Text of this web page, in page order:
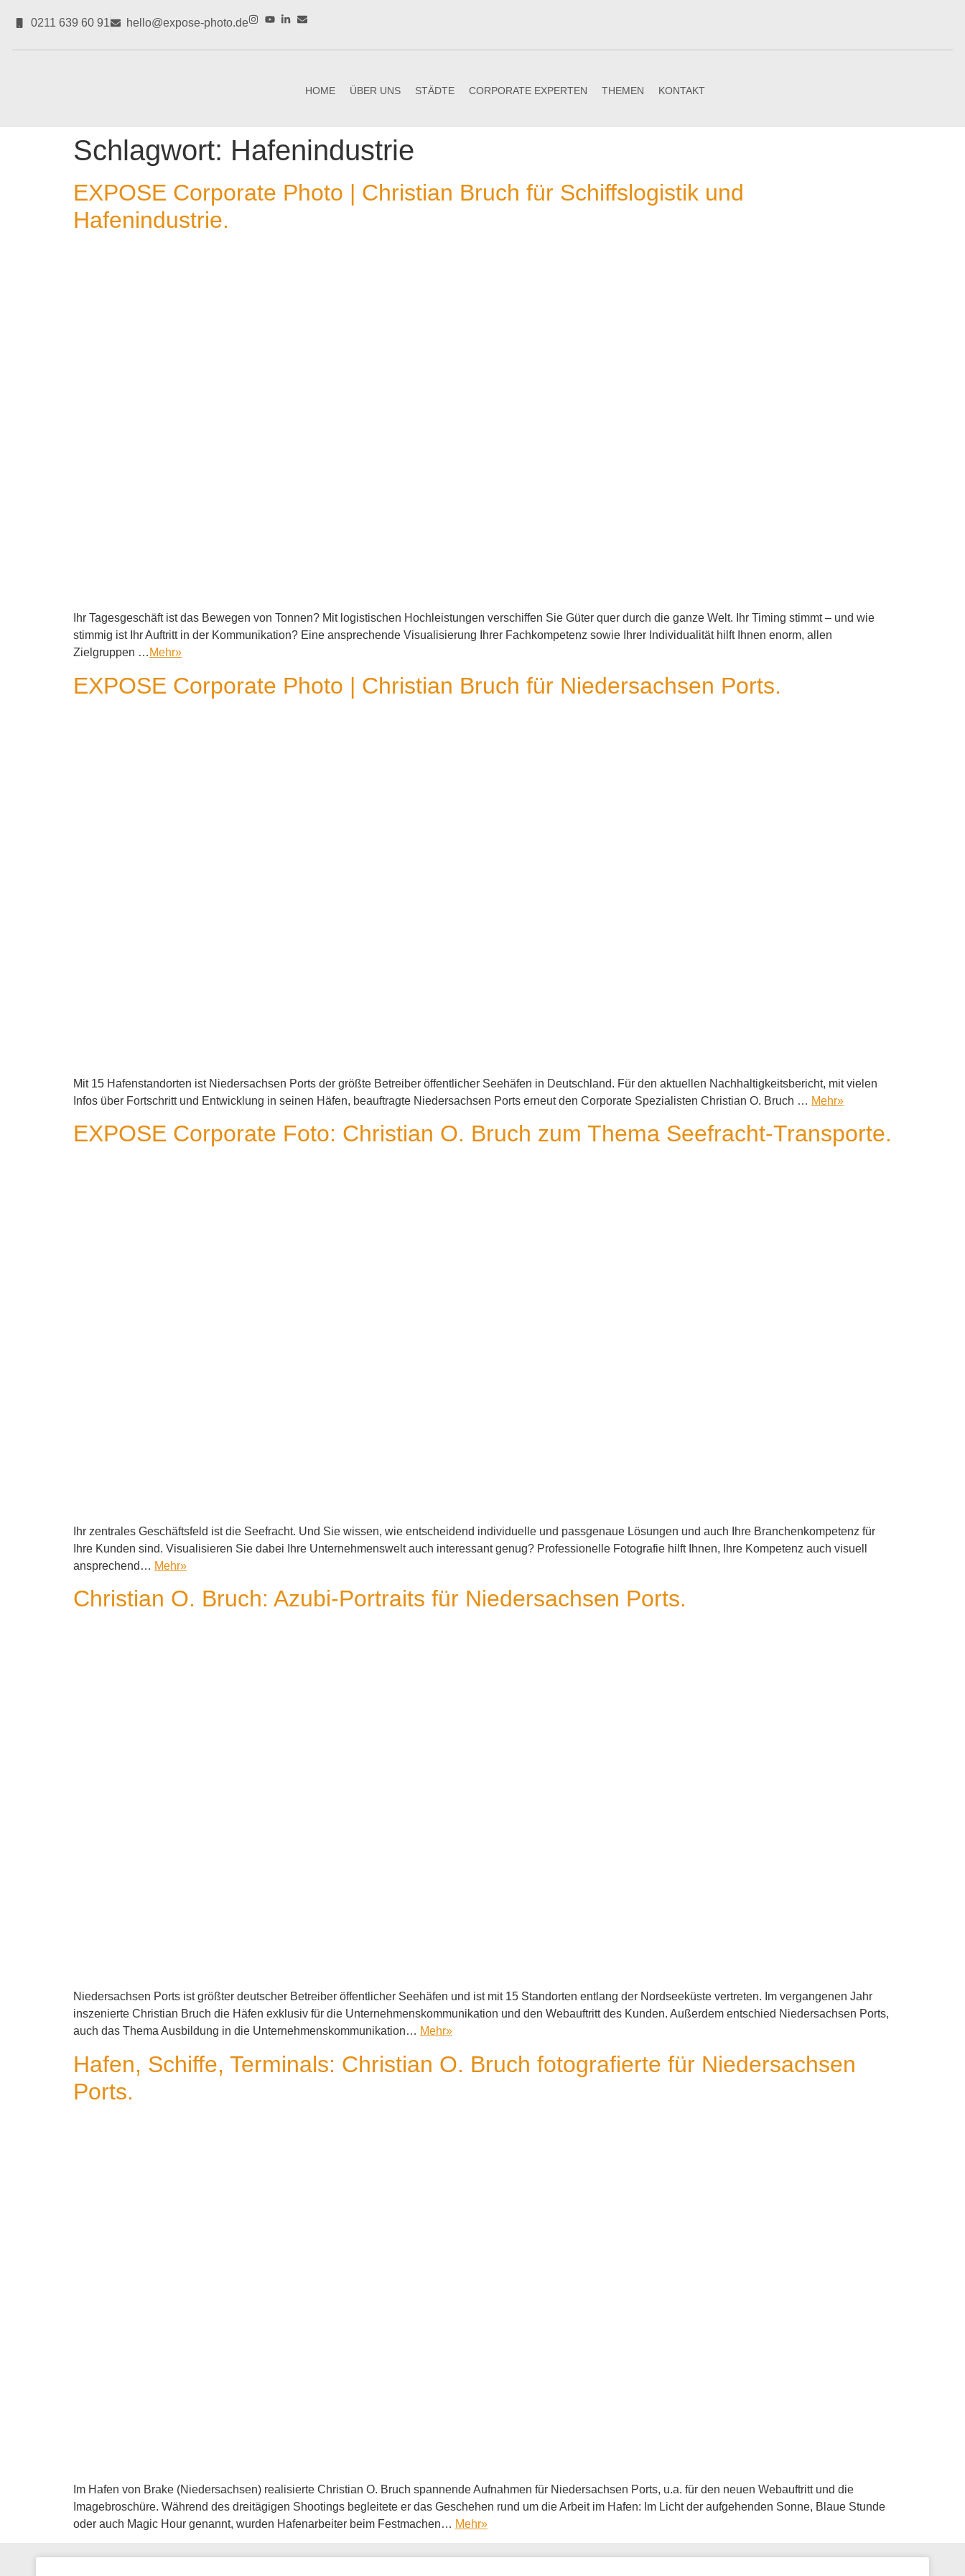
0211 639 60 91 hello@expose-photo.de
HOME ÜBER UNS STÄDTE CORPORATE EXPERTEN THEMEN KONTAKT
Schlagwort: Hafenindustrie
EXPOSE Corporate Photo | Christian Bruch für Schiffslogistik und
Hafenindustrie.
Ihr Tagesgeschäft ist das Bewegen von Tonnen? Mit logistischen Hochleistungen verschiffen Sie Güter quer durch die ganze Welt. Ihr Timing stimmt – und wie
stimmig ist Ihr Auftritt in der Kommunikation? Eine ansprechende Visualisierung Ihrer Fachkompetenz sowie Ihrer Individualität hilft Ihnen enorm, allen
Zielgruppen … Mehr»
EXPOSE Corporate Photo | Christian Bruch für Niedersachsen Ports.
Mit 15 Hafenstandorten ist Niedersachsen Ports der größte Betreiber öffentlicher Seehäfen in Deutschland. Für den aktuellen Nachhaltigkeitsbericht, mit vielen
Infos über Fortschritt und Entwicklung in seinen Häfen, beauftragte Niedersachsen Ports erneut den Corporate Spezialisten Christian O. Bruch … Mehr»
EXPOSE Corporate Foto: Christian O. Bruch zum Thema Seefracht-Transporte.
Ihr zentrales Geschäftsfeld ist die Seefracht. Und Sie wissen, wie entscheidend individuelle und passgenaue Lösungen und auch Ihre Branchenkompetenz für
Ihre Kunden sind. Visualisieren Sie dabei Ihre Unternehmenswelt auch interessant genug? Professionelle Fotografie hilft Ihnen, Ihre Kompetenz auch visuell
ansprechend… Mehr»
Christian O. Bruch: Azubi-Portraits für Niedersachsen Ports.
Niedersachsen Ports ist größter deutscher Betreiber öffentlicher Seehäfen und ist mit 15 Standorten entlang der Nordseeküste vertreten. Im vergangenen Jahr
inszenierte Christian Bruch die Häfen exklusiv für die Unternehmenskommunikation und den Webauftritt des Kunden. Außerdem entschied Niedersachsen Ports,
auch das Thema Ausbildung in die Unternehmenskommunikation… Mehr»
Hafen, Schiffe, Terminals: Christian O. Bruch fotografierte für Niedersachsen
Ports.
Im Hafen von Brake (Niedersachsen) realisierte Christian O. Bruch spannende Aufnahmen für Niedersachsen Ports, u.a. für den neuen Webauftritt und die
Imagebroschüre. Während des dreitägigen Shootings begleitete er das Geschehen rund um die Arbeit im Hafen: Im Licht der aufgehenden Sonne, Blaue Stunde
oder auch Magic Hour genannt, wurden Hafenarbeiter beim Festmachen… Mehr»